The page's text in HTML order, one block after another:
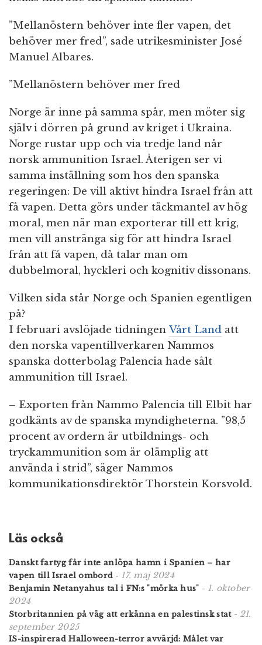
”Mellanöstern behöver inte fler vapen, det
behöver mer fred”, sade utrikesminister José
Manuel Albares.
”Mellanöstern behöver mer fred
Norge är inne på samma spår, men möter sig
själv i dörren på grund av kriget i Ukraina.
Norge rustar upp och via tredje land når
norsk ammunition Israel. Återigen ser vi
samma inställning som hos den spanska
regeringen: De vill aktivt hindra Israel från att
få vapen. Detta görs under täckmantel av hög
moral, men när man exporterar till ett krig,
men vill anstränga sig för att hindra Israel
från att få vapen, då talar man om
dubbelmoral, hyckleri och kognitiv dissonans.
Vilken sida står Norge och Spanien egentligen
på?
I februari avslöjade tidningen Vårt Land att
den norska vapentillverkaren Nammos
spanska dotterbolag Palencia hade sålt
ammunition till Israel.
– Exporten från Nammo Palencia till Elbit har
godkänts av de spanska myndigheterna. ”98,5
procent av ordern är utbildnings- och
tryckammunition som är olämplig att
använda i strid”, säger Nammos
kommunikationsdirektör Thorstein Korsvold.
Läs också
Danskt fartyg får inte anlöpa hamn i Spanien – har
vapen till Israel ombord - 17. maj 2024
Benjamin Netanyahus tal i FN:s "mörka hus" - 1. oktober
2024
Storbritannien på väg att erkänna en palestinsk stat- 21.
september 2025
IS-inspirerad Halloween-terror avvärjd: Målet var